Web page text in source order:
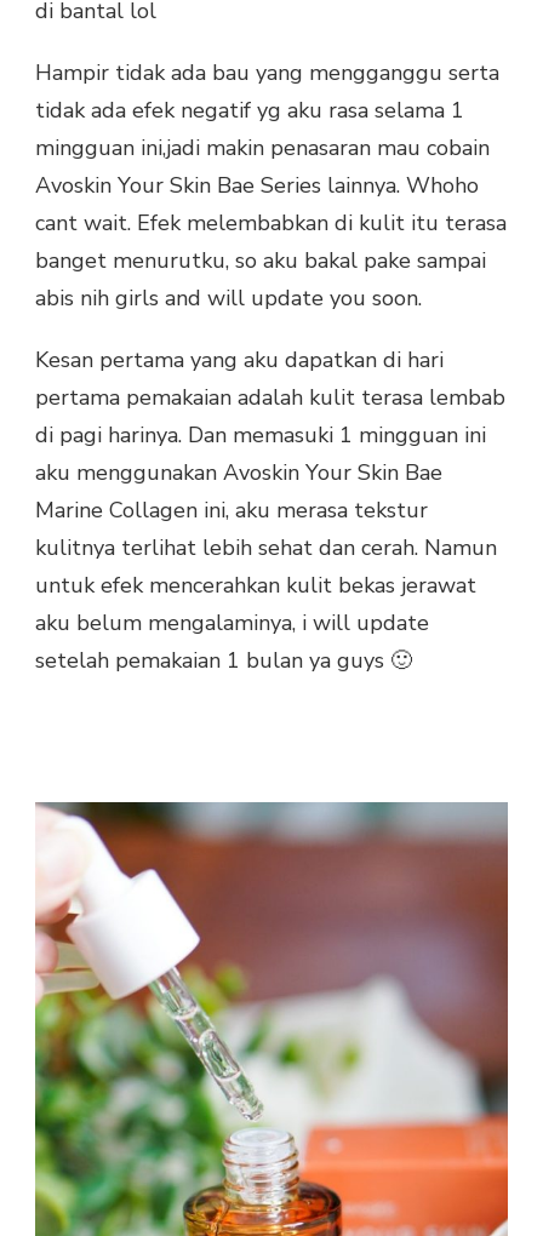
di bantal lol
Hampir tidak ada bau yang mengganggu serta
tidak ada efek negatif yg aku rasa selama 1
mingguan ini,jadi makin penasaran mau cobain
Avoskin Your Skin Bae Series lainnya. Whoho
cant wait. Efek melembabkan di kulit itu terasa
banget menurutku, so aku bakal pake sampai
abis nih girls and will update you soon.
Kesan pertama yang aku dapatkan di hari
pertama pemakaian adalah kulit terasa lembab
di pagi harinya. Dan memasuki 1 mingguan ini
aku menggunakan Avoskin Your Skin Bae
Marine Collagen ini, aku merasa tekstur
kulitnya terlihat lebih sehat dan cerah. Namun
untuk efek mencerahkan kulit bekas jerawat
aku belum mengalaminya, i will update
setelah pemakaian 1 bulan ya guys 🙂